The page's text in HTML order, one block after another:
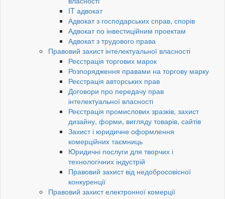
IT адвокат
Адвокат з господарських справ, спорів
Адвокат по інвестиційним проектам
Адвокат з трудового права
Правовий захист інтелектуальної власності
Реєстрація торгових марок
Розпорядження правами на торгову марку
Реєстрація авторських прав
Договори про передачу прав
інтелектуальної власності
Реєстрація промислових зразків, захист
дизайну, форми, вигляду товарів, сайтів
Захист і юридичне оформлення
комерційних таємниць
Юридичні послуги для творчих і
технологічних індустрій
Правовий захист від недобросовісної
конкуренції
Правовий захист електронної комерції